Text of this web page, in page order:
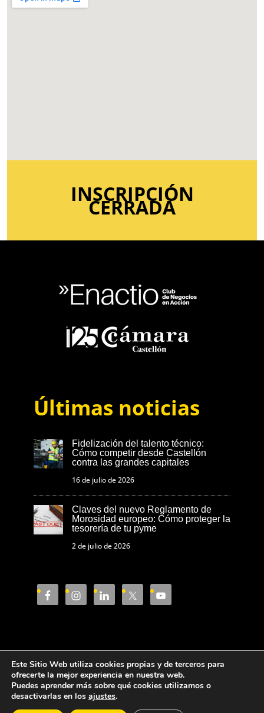
INSCRIPCIÓN
CERRADA
Últimas noticias
Fidelización del talento técnico:
Cómo competir desde Castellón
contra las grandes capitales
16 de julio de 2026
Claves del nuevo Reglamento de
Morosidad europeo: Cómo proteger la
tesorería de tu pyme
2 de julio de 2026
Aviso Legal
Política de privacidad
Política de cookies
Este Sitio Web utiliza cookies propias y de terceros para
ofrecerte la mejor experiencia en nuestra web.
Puedes aprender más sobre qué cookies utilizamos o
desactivarlas en los ajustes.